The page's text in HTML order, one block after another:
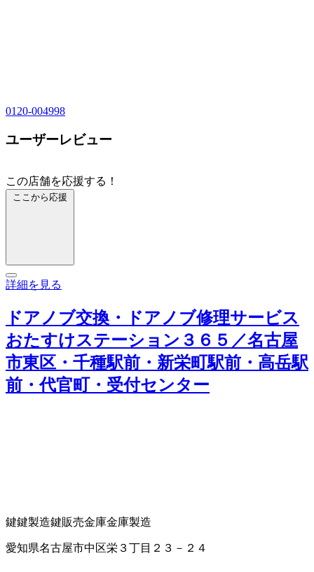
0120-004998
ユーザーレビュー
この店舗を応援する！
ここから応援
詳細を見る
ドアノブ交換・ドアノブ修理サービス
おたすけステーション３６５／名古屋
市東区・千種駅前・新栄町駅前・高岳駅
前・代官町・受付センター
鍵鍵製造鍵販売金庫金庫製造
愛知県名古屋市中区栄３丁目２３－２４